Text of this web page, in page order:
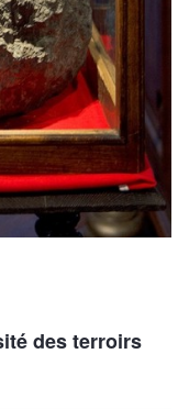
des terroirs